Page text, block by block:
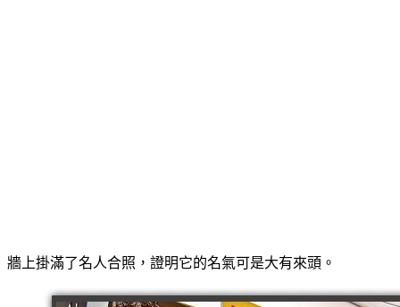
牆上掛滿了名人合照，證明它的名氣可是大有來頭。